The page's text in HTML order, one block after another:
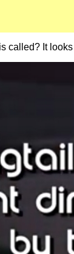
called? It